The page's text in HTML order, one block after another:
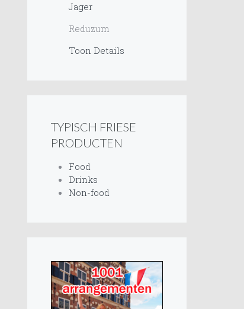
Jager
Reduzum
Toon Details
TYPISCH FRIESE
PRODUCTEN
Food
Drinks
Non-food